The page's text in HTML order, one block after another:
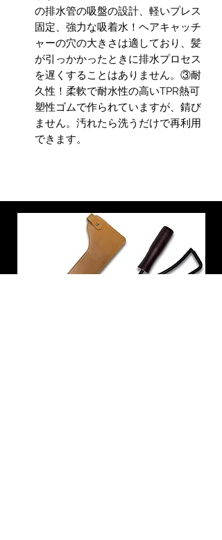
の排水管の吸盤の設計、軽いプレス
固定、強力な吸着水！ヘアキャッチ
ャーの穴の大きさは適しており、髪
が引っかかったときに排水プロセス
を遅くすることはありません。③耐
久性！柔軟で耐水性の高いTPR熱可
塑性ゴムで作られていますが、錆び
ません。汚れたら洗うだけで再利用
できます。